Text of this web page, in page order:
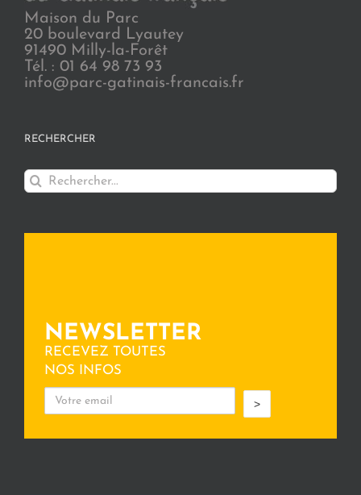
Maison du Parc
20 boulevard Lyautey
91490 Milly-la-Forêt
Tél. : 01 64 98 73 93
info@parc-gatinais-francais.fr
RECHERCHER
Rechercher:
NEWSLETTER
RECEVEZ TOUTES
NOS INFOS
>